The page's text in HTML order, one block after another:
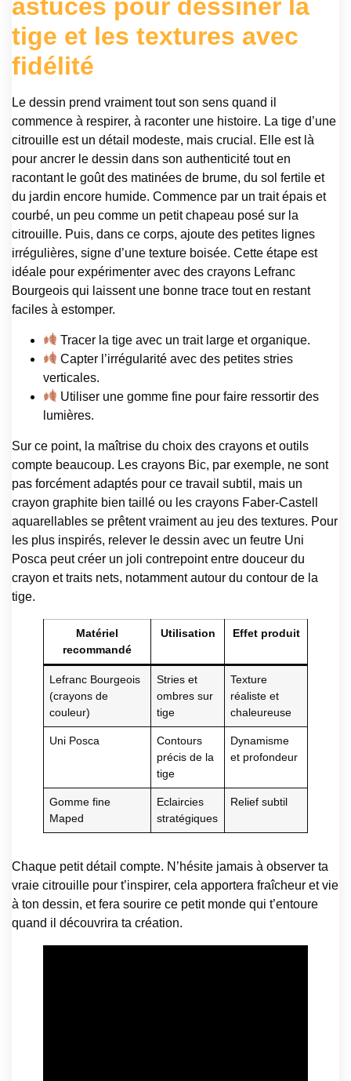
astuces pour dessiner la
tige et les textures avec
fidélité
Le dessin prend vraiment tout son sens quand il
commence à respirer, à raconter une histoire. La tige d’une
citrouille est un détail modeste, mais crucial. Elle est là
pour ancrer le dessin dans son authenticité tout en
racontant le goût des matinées de brume, du sol fertile et
du jardin encore humide. Commence par un trait épais et
courbé, un peu comme un petit chapeau posé sur la
citrouille. Puis, dans ce corps, ajoute des petites lignes
irrégulières, signe d’une texture boisée. Cette étape est
idéale pour expérimenter avec des crayons Lefranc
Bourgeois qui laissent une bonne trace tout en restant
faciles à estomper.
Tracer la tige avec un trait large et organique.
Capter l’irrégularité avec des petites stries
verticales.
Utiliser une gomme fine pour faire ressortir des
lumières.
Sur ce point, la maîtrise du choix des crayons et outils
compte beaucoup. Les crayons Bic, par exemple, ne sont
pas forcément adaptés pour ce travail subtil, mais un
crayon graphite bien taillé ou les crayons Faber-Castell
aquarellables se prêtent vraiment au jeu des textures. Pour
les plus inspirés, relever le dessin avec un feutre Uni
Posca peut créer un joli contrepoint entre douceur du
crayon et traits nets, notamment autour du contour de la
tige.
Matériel
recommandé
Utilisation Effet produit
Lefranc Bourgeois
(crayons de
couleur)
Stries et
ombres sur
tige
Texture
réaliste et
chaleureuse
Uni Posca
Contours
précis de la
tige
Dynamisme
et profondeur
Gomme fine
Maped
Eclaircies
stratégiques
Relief subtil
Chaque petit détail compte. N’hésite jamais à observer ta
vraie citrouille pour t’inspirer, cela apportera fraîcheur et vie
à ton dessin, et fera sourire ce petit monde qui t’entoure
quand il découvrira ta création.